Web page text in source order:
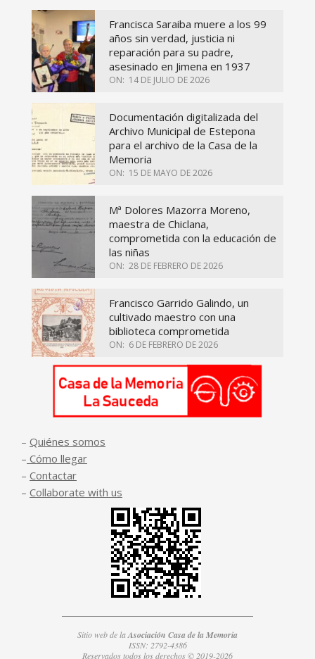
Francisca Saraiba muere a los 99
años sin verdad, justicia ni
reparación para su padre,
asesinado en Jimena en 1937
ON: 14 DE JULIO DE 2026
Documentación digitalizada del
Archivo Municipal de Estepona
para el archivo de la Casa de la
Memoria
ON: 15 DE MAYO DE 2026
Mª Dolores Mazorra Moreno,
maestra de Chiclana,
comprometida con la educación de
las niñas
ON: 28 DE FEBRERO DE 2026
Francisco Garrido Galindo, un
cultivado maestro con una
biblioteca comprometida
ON: 6 DE FEBRERO DE 2026
– Quiénes somos
– Cómo llegar
– Contactar
– Collaborate with us
Sitio web de laAsociación Casa de la Memoria
ISSN: 2792-4386
Reservados todos los derechos © 2019-2026